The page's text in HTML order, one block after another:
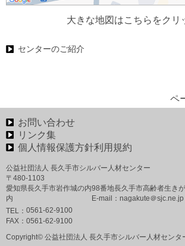
大きな地図はこちらをクリ
センターのご紹介
ペ
お問い合わせ
リンク集
個人情報保護方針利用規約
公益社団法人 長久手市シルバー人材センター
〒480-1103
愛知県長久手市岩作城の内98番地長久手市高齢者生き
内 E-mail：nagakute＠sjc.ne.jp
TEL： 0561-62-9100
FAX： 0561-62-9100
Copyright© 公益社団法人 長久手市シルバー人材センタ